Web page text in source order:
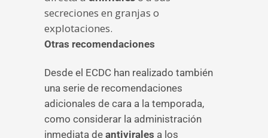
secreciones en granjas o
explotaciones.
Otras recomendaciones
Desde el ECDC han realizado también
una serie de recomendaciones
adicionales de cara a la temporada,
como considerar la administración
inmediata de antivirales a los